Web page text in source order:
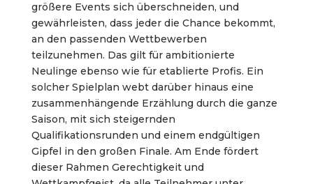
größere Events sich überschneiden, und
gewährleisten, dass jeder die Chance bekommt,
an den passenden Wettbewerben
teilzunehmen. Das gilt für ambitionierte
Neulinge ebenso wie für etablierte Profis. Ein
solcher Spielplan webt darüber hinaus eine
zusammenhängende Erzählung durch die ganze
Saison, mit sich steigernden
Qualifikationsrunden und einem endgültigen
Gipfel in den großen Finale. Am Ende fördert
dieser Rahmen Gerechtigkeit und